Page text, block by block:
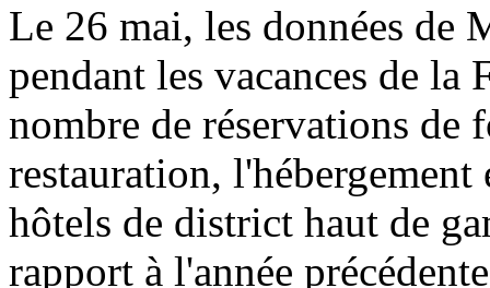
Le 26 mai, les données de
pendant les vacances de la
nombre de réservations
restauration, l'hébergement
hôtels de district haut de
rapport à l'année